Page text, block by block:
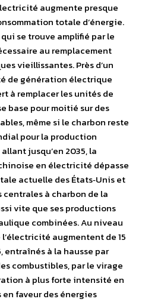
augmente presque
totale d’énergie.
se trouve amplifié par le
au remplacement
vieillissantes. Près d’un
de génération électrique
à remplacer les unités de
base pour moitié sur des
même si le charbon reste
pour la production
jusqu’en 2035, la
en électricité dépasse
actuelle des États‐Unis et
à charbon de la
vite que ses productions
combinées. Au niveau
augmentent de 15
entraînés à la hausse par
combustibles, par le virage
à plus forte intensité en
faveur des énergies